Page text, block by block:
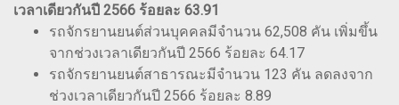
เวลาเดียวกันปี 2566 ร้อยละ 63.91
รถจักรยานยนต์ส่วนบุคคลมีจำนวน 62,508 คัน เพิ่มขึ้น
จากช่วงเวลาเดียวกันปี 2566 ร้อยละ 64.17
รถจักรยานยนต์สาธารณะมีจำนวน 123 คัน ลดลงจาก
ช่วงเวลาเดียวกันปี 2566 ร้อยละ 8.89